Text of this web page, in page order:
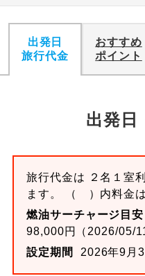
出発日
旅行代金
おすすめ
ポイント
出発日
旅行代金は ２名１室
ます。 （ ）内料金
燃油サーチャージ目安
98,000円（2026/05/
設定期間
2026年9月